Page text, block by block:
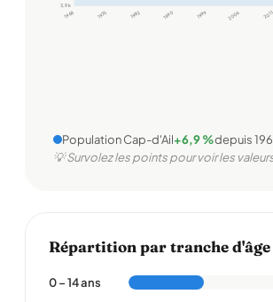
3,9 k
1968 1975 1982 1990 1999 2006 2011
Population Cap-d'Ail+6,9 %depuis
💡 Survolez les points pour voir les
Répartition par tranche d'âge
0 – 14 ans